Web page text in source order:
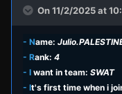
On 11/2/2025 at
- Name:
- Rank:4
- I want in team:SWAT
- It's first time when i